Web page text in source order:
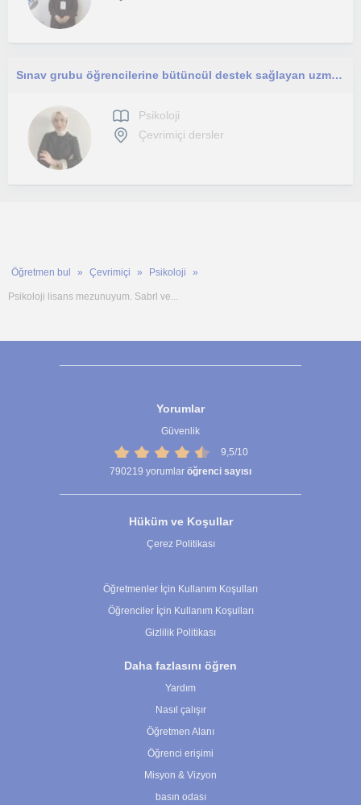
Sınav grubu öğrencilerine bütüncül destek sağlayan uzman psikolojik danışmanım
Psikoloji
Çevrimiçi dersler
Öğretmen bul Çevrimiçi Psikoloji
Psikoloji lisans mezunuyum. Sabrl ve...
Yorumlar
Güvenlik
9,5/10
790219 yorumlar öğrenci sayısı
Hüküm ve Koşullar
Çerez Politikası
Öğretmenler İçin Kullanım Koşulları
Öğrenciler İçin Kullanım Koşulları
Gizlilik Politikası
Daha fazlasını öğren
Yardım
Nasıl çalışır
Öğretmen Alanı
Öğrenci erişimi
Misyon & Vizyon
basın odası